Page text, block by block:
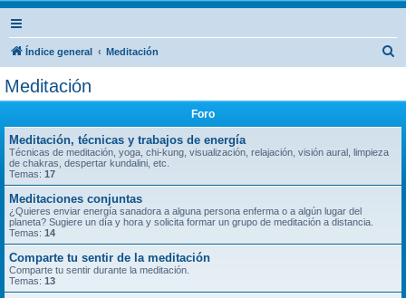
Índice general Meditación
Meditación
Foro
Meditación, técnicas y trabajos de energía
Técnicas de meditación, yoga, chi-kung, visualización, relajación, visión aural, limpieza
de chakras, despertar kundalini, etc.
Temas: 17
Meditaciones conjuntas
¿Quieres enviar energía sanadora a alguna persona enferma o a algún lugar del
planeta? Sugiere un día y hora y solicita formar un grupo de meditación a distancia.
Temas: 14
Comparte tu sentir de la meditación
Comparte tu sentir durante la meditación.
Temas: 13